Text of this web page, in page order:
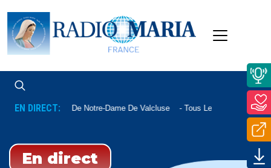
EN DIRECT:Messe De Notre-Dame De Valcluse Tous Les Vendredis À
En direct